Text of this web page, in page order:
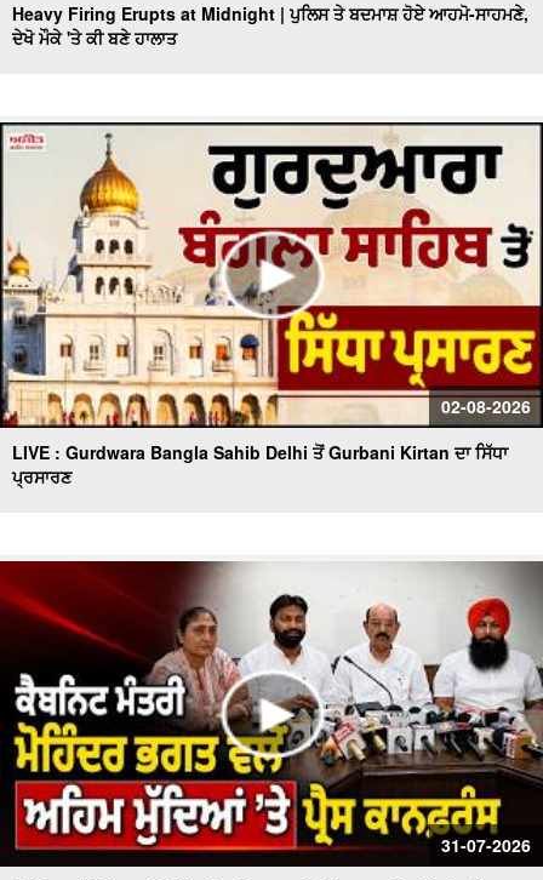
Heavy Firing Erupts at Midnight | ਪੁਲਿਸ ਤੇ ਬਦਮਾਸ਼ ਹੋਏ ਆਹਮੋ-ਸਾਹਮਣੇ,
ਦੇਖੋ ਮੌਕੇ 'ਤੇ ਕੀ ਬਣੇ ਹਾਲਾਤ
02-08-2026
LIVE : Gurdwara Bangla Sahib Delhi ਤੋਂ Gurbani Kirtan ਦਾ ਸਿੱਧਾ
ਪ੍ਰਸਾਰਣ
31-07-2026